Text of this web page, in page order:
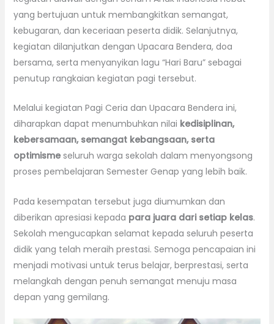
yang bertujuan untuk membangkitkan semangat,
kebugaran, dan keceriaan peserta didik. Selanjutnya,
kegiatan dilanjutkan dengan Upacara Bendera, doa
bersama, serta menyanyikan lagu “Hari Baru” sebagai
penutup rangkaian kegiatan pagi tersebut.
Melalui kegiatan Pagi Ceria dan Upacara Bendera ini,
diharapkan dapat menumbuhkan nilai kedisiplinan,
kebersamaan, semangat kebangsaan, serta
optimismeseluruh warga sekolah dalam menyongsong
proses pembelajaran Semester Genap yang lebih baik.
Pada kesempatan tersebut juga diumumkan dan
diberikan apresiasi kepada para juara dari setiap kelas.
Sekolah mengucapkan selamat kepada seluruh peserta
didik yang telah meraih prestasi. Semoga pencapaian ini
menjadi motivasi untuk terus belajar, berprestasi, serta
melangkah dengan penuh semangat menuju masa
depan yang gemilang.